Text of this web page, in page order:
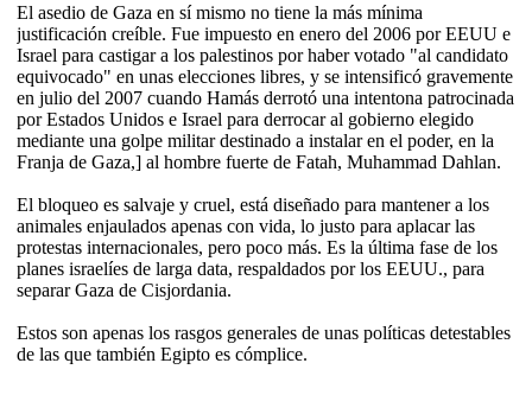
El asedio de Gaza en sí mismo no tiene la más mínima
justificación creíble. Fue impuesto en enero del 2006 por EEUU e
Israel para castigar a los palestinos por haber votado "al candidato
equivocado" en unas elecciones libres, y se intensificó gravemente
en julio del 2007 cuando Hamás derrotó una intentona patrocinada
por Estados Unidos e Israel para derrocar al gobierno elegido
mediante una golpe militar destinado a instalar en el poder, en la
Franja de Gaza,] al hombre fuerte de Fatah, Muhammad Dahlan.
El bloqueo es salvaje y cruel, está diseñado para mantener a los
animales enjaulados apenas con vida, lo justo para aplacar las
protestas internacionales, pero poco más. Es la última fase de los
planes israelíes de larga data, respaldados por los EEUU., para
separar Gaza de Cisjordania.
Estos son apenas los rasgos generales de unas políticas detestables
de las que también Egipto es cómplice.